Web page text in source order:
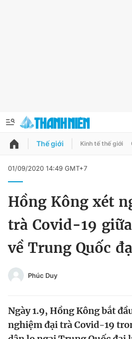
QUẢNG CÁO
Chuyên mục
Chuyên mục khác
Chào ngày mới Tin
Video
Đổi mật khẩu
Tin đã lưu
Tin đã xem
Đăng xuất
Thế giới Kinh tế thế giới
01/09/2020 14:49 GMT+7
Hồng Kông xét
trà Covid-19
về Trung Quốc
Phúc Duy
Ngày 1.9, Hồng Kông bắt
nghiệm đại trà Covid-19